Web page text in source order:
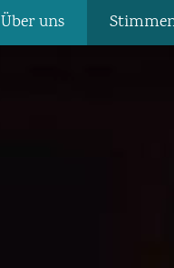
Über uns